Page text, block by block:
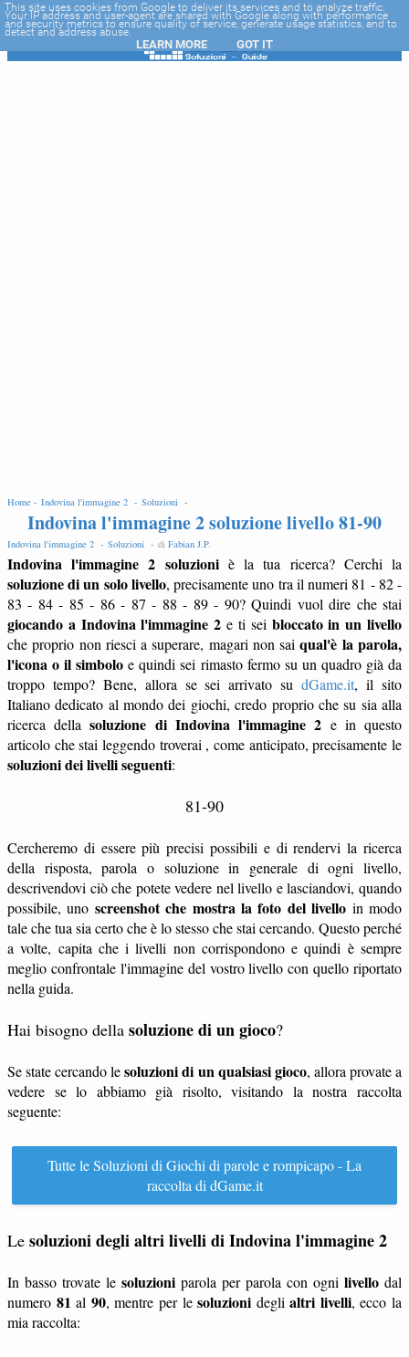
-->
Home - Indovina l'immagine 2 - Soluzioni -
Indovina l'immagine 2 soluzione livello 81-90
Indovina l'immagine 2 - Soluzioni - di Fabian J.P.
Indovina l'immagine 2 soluzioniè la tua ricerca? Cerchi la
soluzione di un solo livello, precisamente uno tra il numeri 81 - 82 -
83 - 84 - 85 - 86 - 87 - 88 - 89 - 90? Quindi vuol dire che stai
giocando a Indovina l'immagine 2 e ti sei bloccato in un livello
che proprio non riesci a superare, magari non saiqual'è la parola,
l'icona o il simbolo e quindi sei rimasto fermo su un quadro già da
troppo tempo? Bene, allora se sei arrivato sudGame.it, il sito
Italiano dedicato al mondo dei giochi, credo proprio che su sia alla
ricerca dellasoluzione di Indovina l'immagine 2 e in questo
articolo che stai leggendo troverai , come anticipato, precisamente le
soluzioni dei livelli seguenti:
81-90
Cercheremo di essere più precisi possibili e di rendervi la ricerca
della risposta, parola o soluzione in generale di ogni livello,
descrivendovi ciò che potete vedere nel livello e lasciandovi, quando
possibile, uno screenshot che mostra la foto del livello in modo
tale che tua sia certo che è lo stesso che stai cercando. Questo perché
a volte, capita che i livelli non corrispondono e quindi è sempre
meglio confrontale l'immagine del vostro livello con quello riportato
nella guida.
Hai bisogno della soluzione di un gioco?
Se state cercando lesoluzioni di un qualsiasi gioco, allora provate a
vedere se lo abbiamo già risolto, visitando la nostra raccolta
seguente:
Tutte le Soluzioni di Giochi di parole e rompicapo - La
raccolta di dGame.it
Le soluzioni degli altri livelli di Indovina l'immagine 2
In basso trovate le soluzioni parola per parola con ogni livello dal
numero 81 al 90, mentre per lesoluzioni deglialtri livelli, ecco la
mia raccolta:
This site uses cookies from Google to deliver its services and to analyze traffic.
Your IP address and user-agent are shared with Google along with performance
and security metrics to ensure quality of service, generate usage statistics, and to
detect and address abuse.
LEARN MORE GOT IT